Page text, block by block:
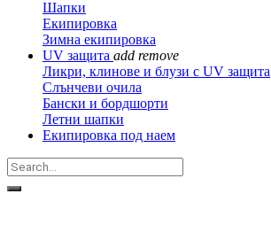
Шапки
Екипировка
Зимна екипировка
UV защита add remove
Ликри, клинове и блузи с UV защита
Слънчеви очила
Бански и бордшорти
Летни шапки
Екипировка под наем